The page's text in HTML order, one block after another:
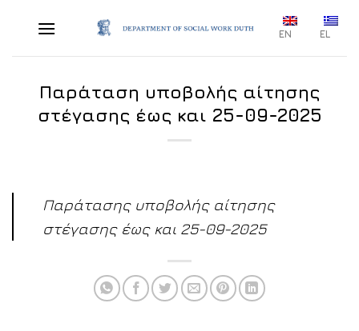
EN EL
Παράταση υποβολής αίτησης
στέγασης έως και 25-09-2025
Παράτασης υποβολής αίτησης
στέγασης έως και 25-09-2025